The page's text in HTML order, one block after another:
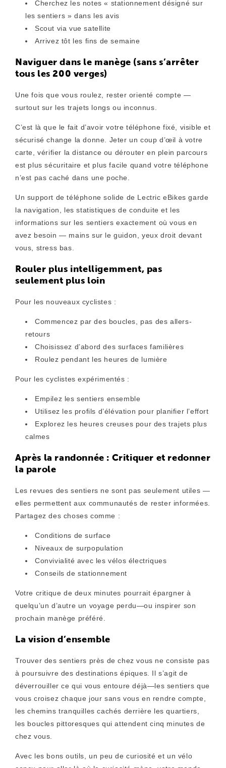
Cherchez les notes « stationnement désigné sur
les sentiers » dans les avis
Scout via vue satellite
Arrivez tôt les fins de semaine
Naviguer dans le manège (sans s’arrêter
tous les 200 verges)
Une fois que vous roulez, rester orienté compte —
surtout sur les trajets longs ou inconnus.
C’est là que le fait d’avoir votre téléphonefixé, visible et
sécurisé change la donne. Jeter un coup d’œil à votre
carte, vérifier la distance ou dérouter en plein parcours
est plus sécuritaire et plus facile quand votre téléphone
n’est pas caché dans une poche.
Un support de téléphone solide de Lectric eBikes garde
la navigation, les statistiques de conduite et les
informations sur les sentiers exactement où vous en
avez besoin — mains sur le guidon, yeux droit devant
vous, stress bas.
Rouler plus intelligemment, pas
seulement plus loin
Pour les nouveaux cyclistes :
Commencez par des boucles, pas des allers-
retours
Choisissez d’abord des surfaces familières
Roulez pendant les heures de lumière
Pour les cyclistes expérimentés :
Empilez les sentiers ensemble
Utilisez les profils d’élévation pour planifier l’effort
Explorez les heures creuses pour des trajets plus
calmes
Après la randonnée : Critiquer et redonner
la parole
Les revues des sentiers ne sont pas seulement utiles —
elles permettent aux communautés de rester informées.
Partagez des choses comme :
Conditions de surface
Niveaux de surpopulation
Convivialité avec les vélos électriques
Conseils de stationnement
Votre critique de deux minutes pourrait épargner à
quelqu’un d’autre un voyage perdu—ou inspirer son
prochain manège préféré.
La vision d’ensemble
Trouver des sentiers près de chez vous ne consiste pas
à poursuivre des destinations épiques. Il s’agit de
déverrouiller ce qui vous entoure déjà—les sentiers que
vous croisez chaque jour sans vous en rendre compte,
les chemins tranquilles cachés derrière les quartiers,
les boucles pittoresques qui attendent cinq minutes de
chez vous.
Avec les bons outils, un peu de curiosité et un vélo